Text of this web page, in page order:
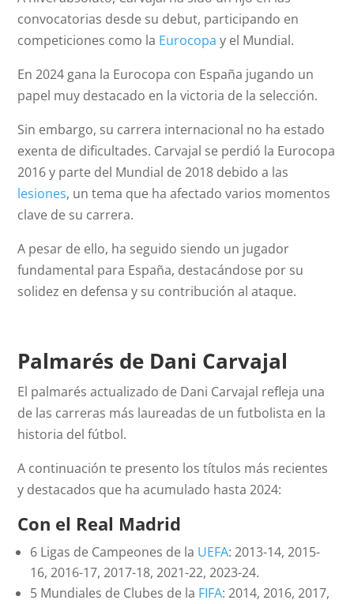
convocatorias desde su debut, participando en
competiciones como la Eurocopa y el Mundial.
En 2024 gana la Eurocopa con España jugando un
papel muy destacado en la victoria de la selección.
Sin embargo, su carrera internacional no ha estado
exenta de dificultades. Carvajal se perdió la Eurocopa
2016 y parte del Mundial de 2018 debido a las
lesiones, un tema que ha afectado varios momentos
clave de su carrera.
A pesar de ello, ha seguido siendo un jugador
fundamental para España, destacándose por su
solidez en defensa y su contribución al ataque.
Palmarés de Dani Carvajal
El palmarés actualizado de Dani Carvajal refleja una
de las carreras más laureadas de un futbolista en la
historia del fútbol.
A continuación te presento los títulos más recientes
y destacados que ha acumulado hasta 2024:
Con el Real Madrid
6 Ligas de Campeones de la UEFA: 2013-14, 2015-
16, 2016-17, 2017-18, 2021-22, 2023-24.
5 Mundiales de Clubes de la FIFA: 2014, 2016, 2017,